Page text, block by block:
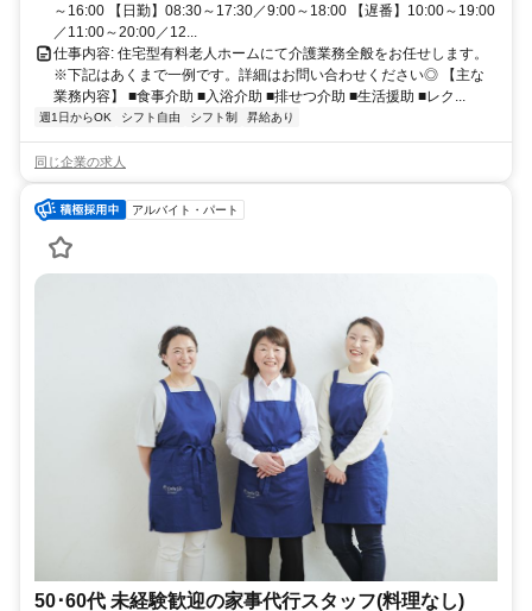
～16:00 【日勤】08:30～17:30／9:00～18:00 【遅番】10:00～19:00
／11:00～20:00／12...
仕事内容: 住宅型有料老人ホームにて介護業務全般をお任せします。
※下記はあくまで一例です。詳細はお問い合わせください◎ 【主な
業務内容】 ■食事介助 ■入浴介助 ■排せつ介助 ■生活援助 ■レク...
週1日からOK シフト自由 シフト制 昇給あり
同じ企業の求人
アルバイト・パート
50･60代 未経験歓迎の家事代行スタッフ(料理なし)